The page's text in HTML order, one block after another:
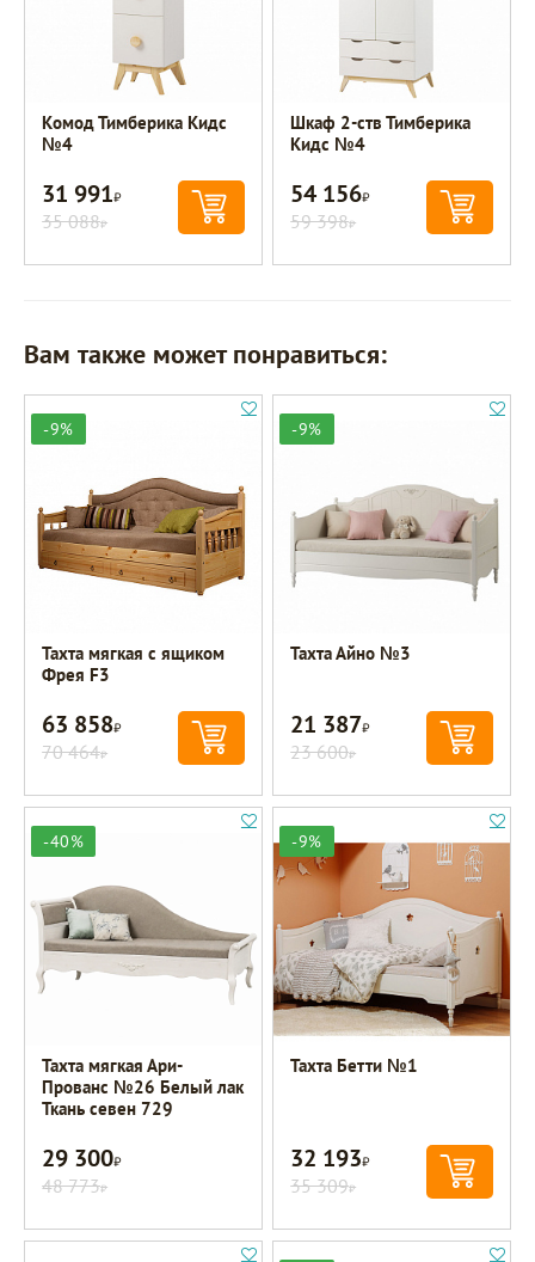
Комод Тимберика Кидс
№4
31 991Р
35 088Р
Шкаф 2-ств Тимберика
Кидс №4
54 156Р
59 398Р
Вам также может понравиться:
-9%
Тахта мягкая с ящиком
Фрея F3
63 858Р
70 464Р
-9%
Тахта Айно №3
21 387Р
23 600Р
-40%
Тахта мягкая Ари-
Прованс №26 Белый лак
Ткань севен 729
29 300Р
48 773Р
-9%
Тахта Бетти №1
32 193Р
35 309Р